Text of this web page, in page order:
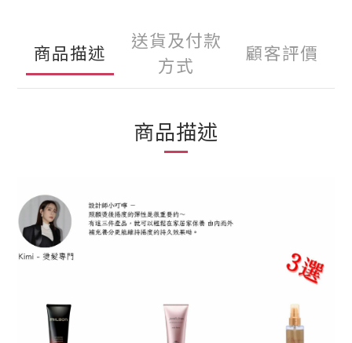
商品描述
送貨及付款
方式
顧客評價
商品描述